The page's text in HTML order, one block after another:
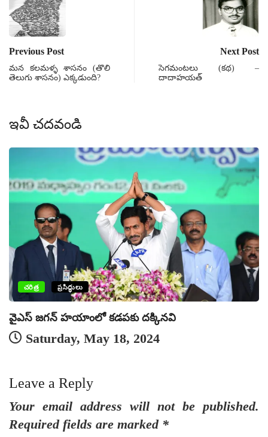
Previous Post
మన కలమళ్ళ శాసనం (తొలి
తెలుగు శాసనం) ఎక్కడుంది?
Next Post
సెగమంటలు (కథ) –
దాదాహయత్
ఇవీ చదవండి
చరిత్ర ప్రసిద్ధులు
వైఎస్ జగన్ హయాంలో కడపకు దక్కినవి
Saturday, May 18, 2024
Leave a Reply
Your email address will not be published.
Required fields are marked *